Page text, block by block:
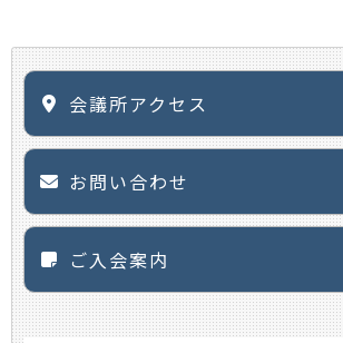
会議所アクセス
お問い合わせ
ご入会案内